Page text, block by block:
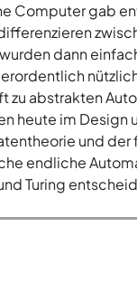
Computer gab
dann
zu abstrakten
heute im Design
und der
endliche
Turing